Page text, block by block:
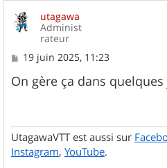
utagawa
Administ
rateur
M
s
s
19 juin 2025, 11:23
On gère ça dans
UtagawaVTT est aussi sur
Instagram, YouTube.